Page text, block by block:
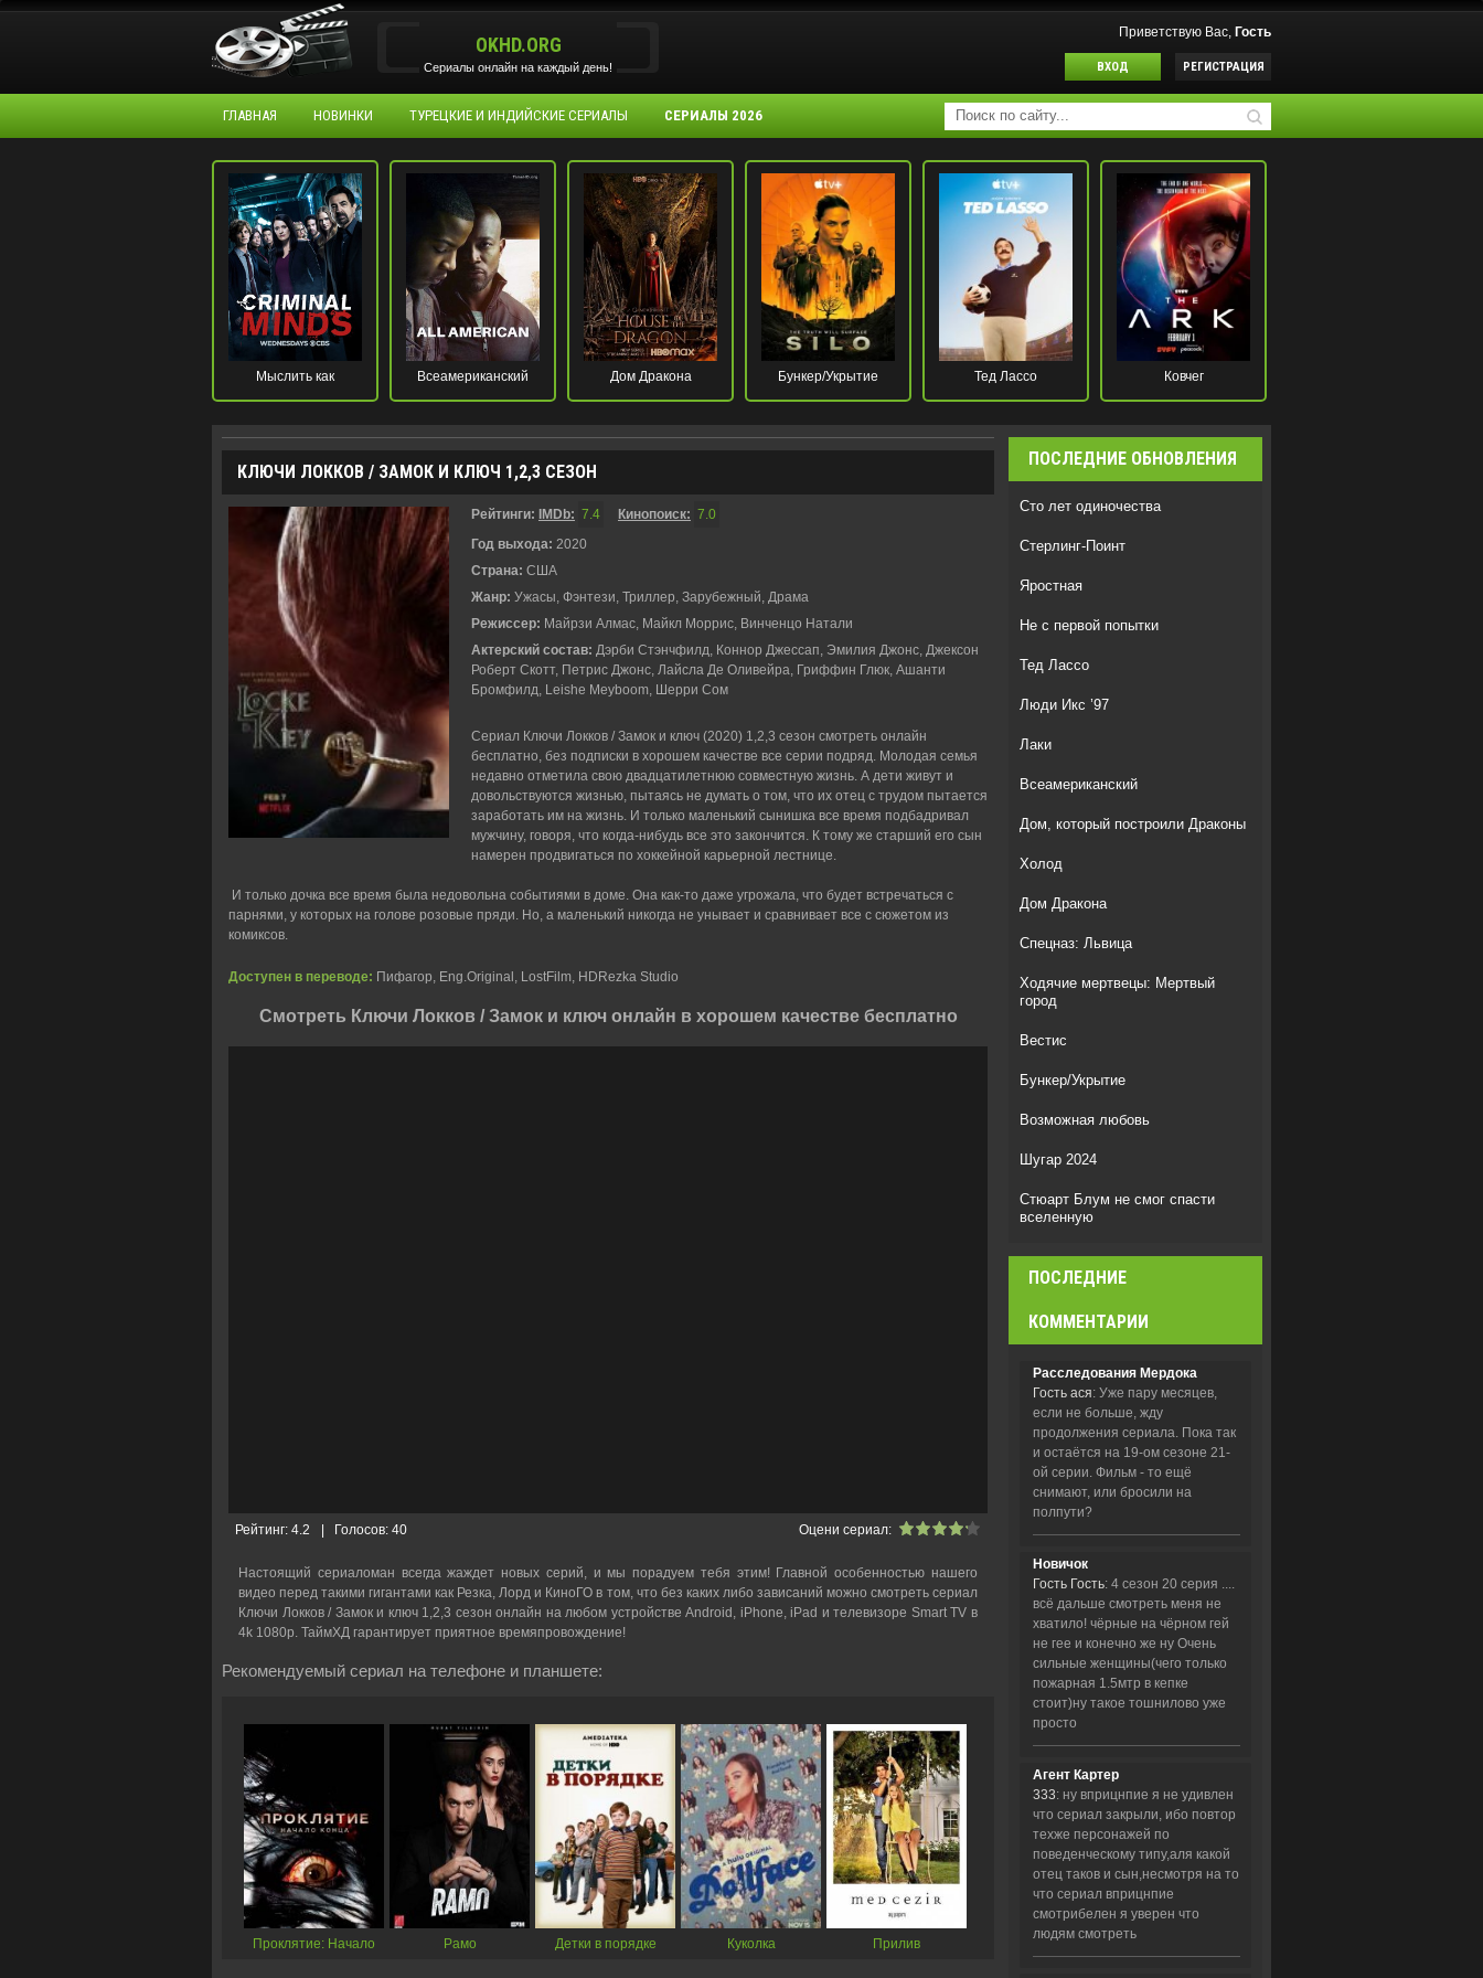
OKHD.ORG
Сериалы онлайн на каждый день!
Приветствую Вас, Гость
ВХОД РЕГИСТРАЦИЯ
ГЛАВНАЯ НОВИНКИ ТУРЕЦКИЕ И ИНДИЙСКИЕ СЕРИАЛЫ СЕРИАЛЫ 2026
Мыслить как
преступник
Всеамериканский Дом Дракона Бункер/Укрытие Тед Лассо Ковчег
КЛЮЧИ ЛОККОВ / ЗАМОК И КЛЮЧ 1,2,3 СЕЗОН
Рейтинги: IMDb: 7.4 Кинопоиск: 7.0
Год выхода: 2020
Страна: США
Жанр: Ужасы, Фэнтези, Триллер, Зарубежный, Драма
Режиссер: Майрзи Алмас, Майкл Моррис, Винченцо Натали
Актерский состав: Дэрби Стэнчфилд, Коннор Джессап, Эмилия Джонс, Джексон
Роберт Скотт, Петрис Джонс, Лайсла Де Оливейра, Гриффин Глюк, Ашанти
Бромфилд, Leishe Meyboom, Шерри Сом
Сериал Ключи Локков / Замок и ключ (2020) 1,2,3 сезон смотреть онлайн
бесплатно, без подписки в хорошем качестве все серии подряд. Молодая семья
недавно отметила свою двадцатилетнюю совместную жизнь. А дети живут и
довольствуются жизнью, пытаясь не думать о том, что их отец с трудом пытается
заработать им на жизнь. И только маленький сынишка все время подбадривал
мужчину, говоря, что когда-нибудь все это закончится. К тому же старший его сын
намерен продвигаться по хоккейной карьерной лестнице.
И только дочка все время была недовольна событиями в доме. Она как-то даже угрожала, что будет встречаться с
парнями, у которых на голове розовые пряди. Но, а маленький никогда не унывает и сравнивает все с сюжетом из
комиксов.
Доступен в переводе: Пифагор, Eng.Original, LostFilm, HDRezka Studio
Смотреть Ключи Локков / Замок и ключ онлайн в хорошем качестве бесплатно
Оцени сериал:
Рейтинг: 4.2 Голосов:40
Настоящий сериаломан всегда жаждет новых серий, и мы порадуем тебя этим! Главной особенностью нашего
видео перед такими гигантами как Резка, Лорд и КиноГО в том, что без каких либо зависаний можно смотреть cериал
Ключи Локков / Замок и ключ 1,2,3 сезон онлайн на любом устройстве Android, iPhone, iPad и телевизоре Smart TV в
4k 1080p. ТаймХД гарантирует приятное времяпровождение!
Рекомендуемый сериал на телефоне и планшете:
Проклятие: Начало Рамо Детки в порядке Куколка Прилив
ПОСЛЕДНИЕ ОБНОВЛЕНИЯ
Сто лет одиночества
Стерлинг-Поинт
Яростная
Не с первой попытки
Тед Лассо
Люди Икс ’97
Лаки
Всеамериканский
Дом, который построили Драконы
Холод
Дом Дракона
Спецназ: Львица
Ходячие мертвецы: Мертвый
город
Вестис
Бункер/Укрытие
Возможная любовь
Шугар 2024
Стюарт Блум не смог спасти
вселенную
Мыс страха
ПОСЛЕДНИЕ
КОММЕНТАРИИ
Расследования Мердока
Гость ася: Уже пару месяцев,
если не больше, жду
продолжения сериала. Пока так
и остаётся на 19-ом сезоне 21-
ой серии. Фильм - то ещё
снимают, или бросили на
полпути?
Новичок
Гость Гость: 4 сезон 20 серия ....
всё дальше смотреть меня не
хватило! чёрные на чёрном гей
не гее и конечно же ну Очень
сильные женщины(чего только
пожарная 1.5мтр в кепке
стоит)ну такое тошнилово уже
просто
Агент Картер
333: ну вприцнпие я не удивлен
что сериал закрыли, ибо повтор
техже персонажей по
поведенческому типу,аля какой
отец таков и сын,несмотря на то
что сериал вприцнпие
смотрибелен я уверен что
людям смотреть